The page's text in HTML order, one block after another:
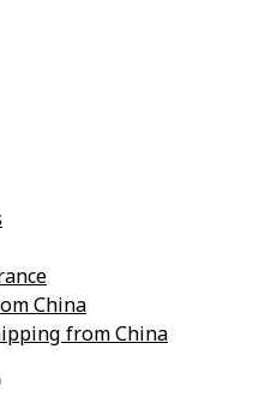
China
from China